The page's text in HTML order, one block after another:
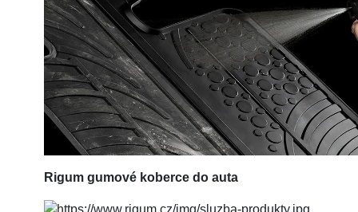
Rigum gumové koberce do auta